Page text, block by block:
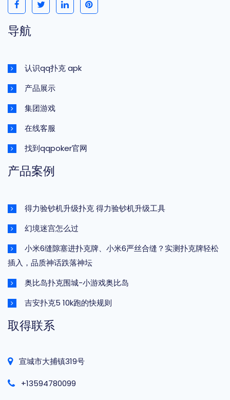
导航
认识qq扑克 apk
产品展示
集团游戏
在线客服
找到qqpoker官网
产品案例
得力验钞机升级扑克 得力验钞机升级工具
幻境迷宫怎么过
小米6缝隙塞进扑克牌、小米6严丝合缝？实测扑克牌轻松
插入，品质神话跌落神坛
奥比岛扑克围城-小游戏奥比岛
吉安扑克5 10k跑的快规则
取得联系
宣城市大捕镇319号
+13594780099